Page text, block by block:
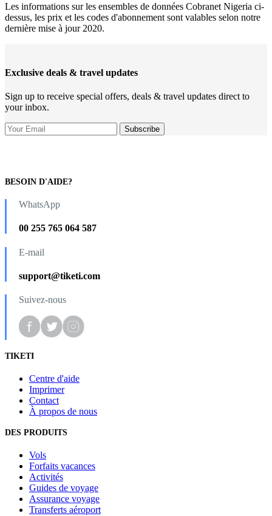
Les informations sur les ensembles de données Cobranet Nigeria ci-
dessus, les prix et les codes d'abonnement sont valables selon notre
dernière mise à jour 2020.
Exclusive deals & travel updates
Sign up to receive special offers, deals & travel updates direct to
your inbox.
BESOIN D'AIDE?
WhatsApp
00 255 765 064 587
E-mail
support@tiketi.com
Suivez-nous
TIKETI
Centre d'aide
Imprimer
Contact
À propos de nous
DES PRODUITS
Vols
Forfaits vacances
Activités
Guides de voyage
Assurance voyage
Transferts aéroport